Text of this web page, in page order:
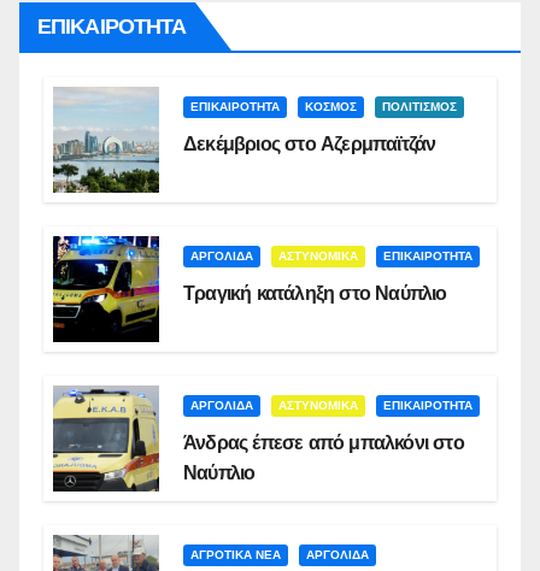
ΕΠΙΚΑΙΡΟΤΗΤΑ
ΕΠΙΚΑΙΡΟΤΗΤΑ ΚΟΣΜΟΣ ΠΟΛΙΤΙΣΜΟΣ
Δεκέμβριος στο Αζερμπαϊτζάν
ΑΡΓΟΛΙΔΑ ΑΣΤΥΝΟΜΙΚΑ ΕΠΙΚΑΙΡΟΤΗΤΑ
Τραγική κατάληξη στο Ναύπλιο
ΑΡΓΟΛΙΔΑ ΑΣΤΥΝΟΜΙΚΑ ΕΠΙΚΑΙΡΟΤΗΤΑ
Άνδρας έπεσε από μπαλκόνι στο
Ναύπλιο
ΑΓΡΟΤΙΚΑ ΝΕΑ ΑΡΓΟΛΙΔΑ